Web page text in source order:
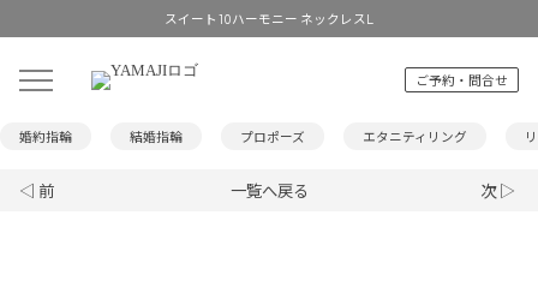
スイート10ハーモニー ネックレスL
ご予約・問合せ
婚約指輪 結婚指輪 プロポーズ エタニティリング
◁ 前 一覧へ戻る 次 ▷